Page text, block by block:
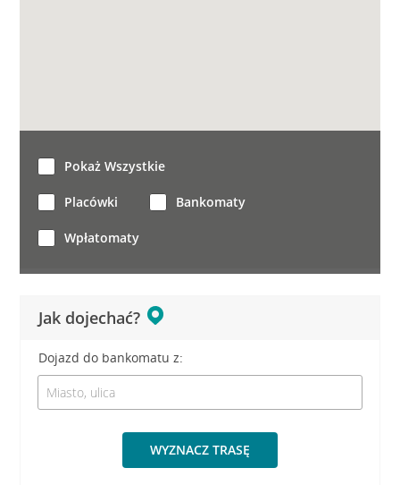
Jak dojechać?
Dojazd do bankomatu z:
WYZNACZ TRASĘ
Pokaż Wszystkie
Placówki Bankomaty
Wpłatomaty